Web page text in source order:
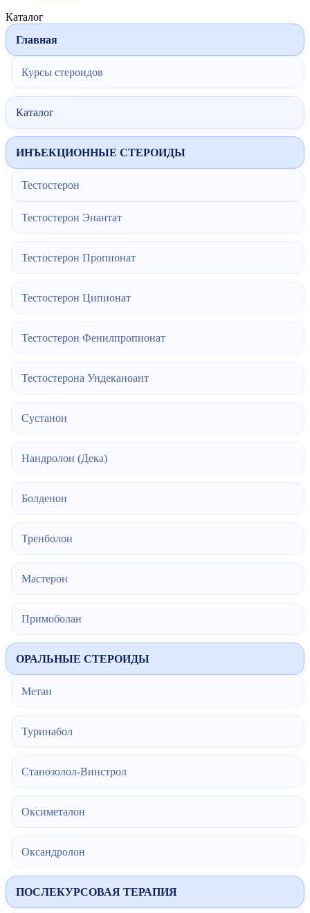
Каталог
Главная
Курсы стероидов
Каталог
ИНЪЕКЦИОННЫЕ СТЕРОИДЫ
Тестостерон
Тестостерон Энантат
Тестостерон Пропионат
Тестостерон Ципионат
Тестостерон Фенилпропионат
Тестостерона Ундеканоант
Сустанон
Нандролон (Дека)
Болденон
Тренболон
Мастерон
Примоболан
ОРАЛЬНЫЕ СТЕРОИДЫ
Метан
Туринабол
Станозолол-Винстрол
Оксиметалон
Оксандролон
ПОСЛЕКУРСОВАЯ ТЕРАПИЯ